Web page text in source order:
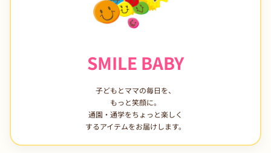
SMILE BABY
子どもとママの毎日を、
もっと笑顔に。
通園・通学をちょっと楽しく
するアイテムをお届けします。